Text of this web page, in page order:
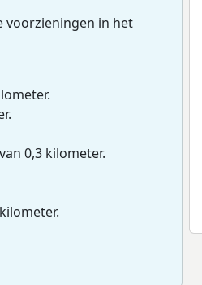
voorzieningen in het
0,3 kilometer.